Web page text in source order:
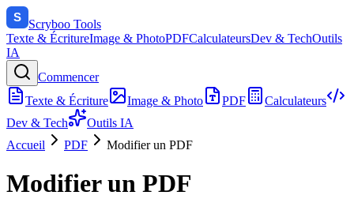
Scryboo Tools
Texte & ÉcritureImage & PhotoPDFCalculateursDev & TechOutils
IA
Commencer
Texte & Écriture
Image & Photo PDF
Calculateurs
Dev & Tech
Outils IA
Accueil
PDF Modifier un PDF
Modifier un PDF